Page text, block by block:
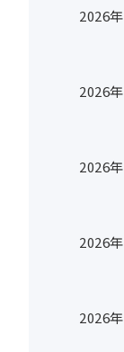
2026年
2026年
2026年
2026年
2026年